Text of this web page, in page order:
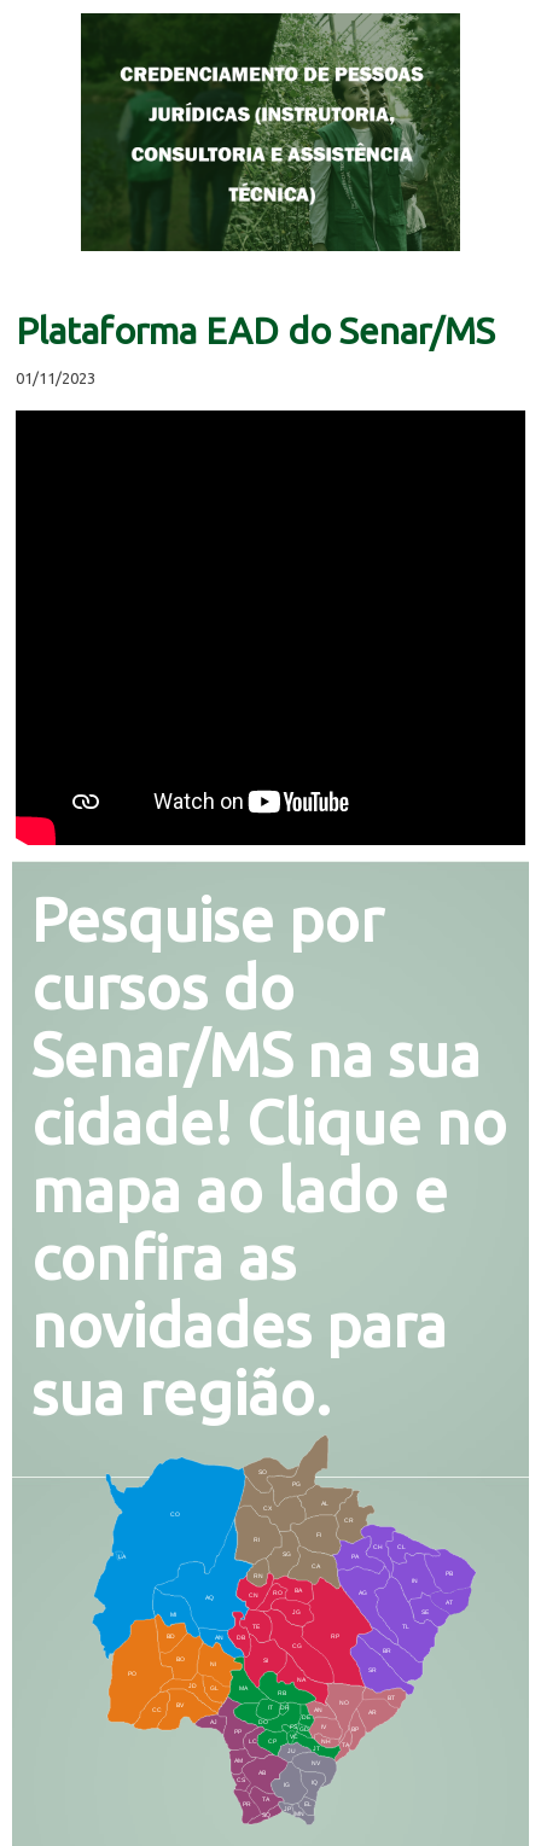
Plataforma EAD do Senar/MS
01/11/2023
Pesquise por
cursos do
Senar/MS na sua
cidade! Clique no
mapa ao lado e
confira as
novidades para
sua região.
CO
AQ
MI
AN
CX
RI
AL
CR
FI
SG
BA
CA
PA
CH CL
PB
SE
TL
AG
BR
SR
BT
AR
RP
RO
JG
CG
SI
NA
TA
NH
JT
RB
MA
IT
DR
DO
CP
JU
NV
IQ
EL
BD
BO
NI
JD
PO
BV
CC
PP
AJ
LC
AM
AB
JP
DB
TE
CS
PR
TA
SQ
IG
MN
IN
NO
BP
RN
CN
GL
AN
IV
FS
VC
GD
DE
AT
PG
SO
LA